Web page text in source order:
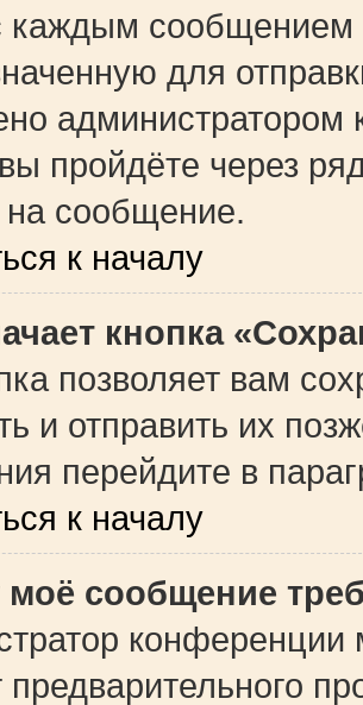
каждым сообщением
для
пройдёте через
сообщение.
к началу
кнопка
позволяет вам
и отправить их
перейдите в
к началу
сообщение
предварительного